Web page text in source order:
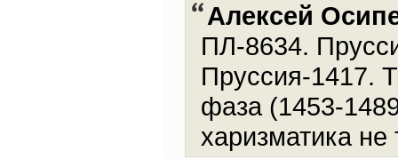
Алексей
ПЛ-8634.
Пруссия-1417.
фаза (1453-
харизматика не